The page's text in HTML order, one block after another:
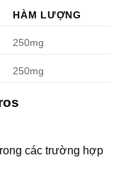
HÀM LƯỢNG
250mg
250mg
các trường hợp